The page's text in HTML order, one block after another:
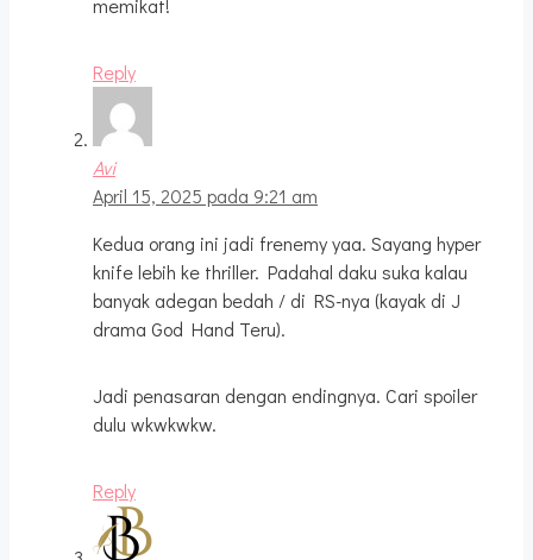
memikat!
Reply
Avi
April 15, 2025 pada 9:21 am
Kedua orang ini jadi frenemy yaa. Sayang hyper
knife lebih ke thriller. Padahal daku suka kalau
banyak adegan bedah / di RS-nya (kayak di J
drama God Hand Teru).
Jadi penasaran dengan endingnya. Cari spoiler
dulu wkwkwkw.
Reply